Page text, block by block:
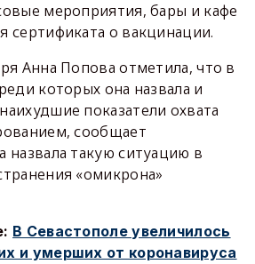
мероприятия, бары и кафе
сертификата о вакцинации.
Анна Попова отметила, что в
которых она назвала и
показатели охвата
сообщает
назвала такую ситуацию в
«омикрона»
В Севастополе увеличилось
и умерших от коронавируса